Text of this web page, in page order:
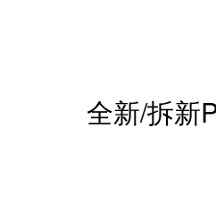
全新/拆新